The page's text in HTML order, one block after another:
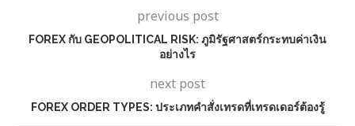
previous post
FOREX กับ GEOPOLITICAL RISK: ภูมิรัฐศาสตร์กระทบค่าเงิน
อย่างไร
next post
FOREX ORDER TYPES: ประเภทคำสั่งเทรดที่เทรดเดอร์ต้องรู้